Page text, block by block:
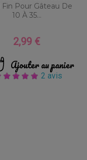
Fin Pour Gâteau De
10 À 35...
Prix
2,99 €
Ajouter au panier
2 avis